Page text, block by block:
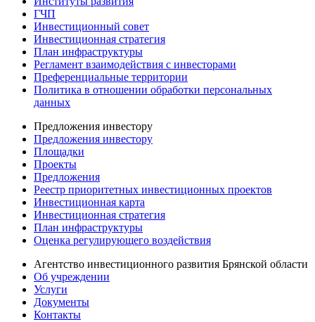
ГЧП
Инвестиционный совет
Инвестиционная стратегия
План инфраструктуры
Регламент взаимодействия с инвесторами
Преференциальные территории
Политика в отношении обработки персональных
данных
Предложения инвестору
Предложения инвестору
Площадки
Проекты
Предложения
Реестр приоритетных инвестиционных проектов
Инвестиционная карта
Инвестиционная стратегия
План инфраструктуры
Оценка регулирующего воздействия
Агентство инвестиционного развития Брянской области
Об учреждении
Услуги
Документы
Контакты